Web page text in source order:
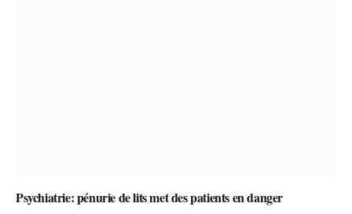
Psychiatrie: pénurie de lits met des patients en danger